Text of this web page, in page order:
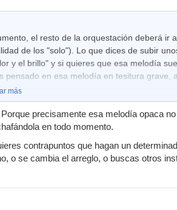
el resto de la orquestación deberá ir
de los "solo"). Lo que dices de subir
y el brillo" y si quieres que esa melodía
en esa melodía en tesitura grave,
más
precisamente esa melodía opaca
en todo momento.
contrapuntos que hagan un
o se cambia el arreglo, o buscas otros